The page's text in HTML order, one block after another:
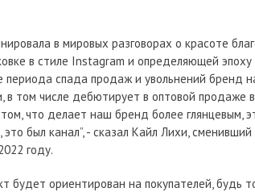
в мировых разговорах о красоте
в стиле Instagram и определяющей
периода спада продаж и увольнений бренд
в том числе дебютирует в оптовой продаже
что делает наш бренд более глянцевым,
был канал”, - сказал Кайл Лихи,
году.
будет ориентирован на покупателей, будь